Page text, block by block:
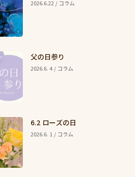
2026.6.22 / コラム
父の日参り
2026.6. 4 / コラム
6.2 ローズの日
2026.6. 1 / コラム